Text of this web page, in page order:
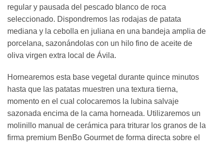
regular y pausada del pescado blanco de roca
seleccionado. Dispondremos las rodajas de patata
mediana y la cebolla en juliana en una bandeja amplia de
porcelana, sazonándolas con un hilo fino de aceite de
oliva virgen extra local de Ávila.
Hornearemos esta base vegetal durante quince minutos
hasta que las patatas muestren una textura tierna,
momento en el cual colocaremos la lubina salvaje
sazonada encima de la cama horneada. Utilizaremos un
molinillo manual de cerámica para triturar los granos de la
firma premium BenBo Gourmet de forma directa sobre el